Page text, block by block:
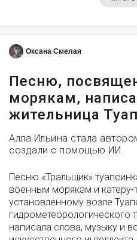
Оксана Смелая
Песню,
морякам,
жительница
Алла Ильина стала
создали с помощью ИИ
Песню «Тральщик»
военным морякам и катеру-
установленному возле
гидрометеорологического
написала слова, музыку и